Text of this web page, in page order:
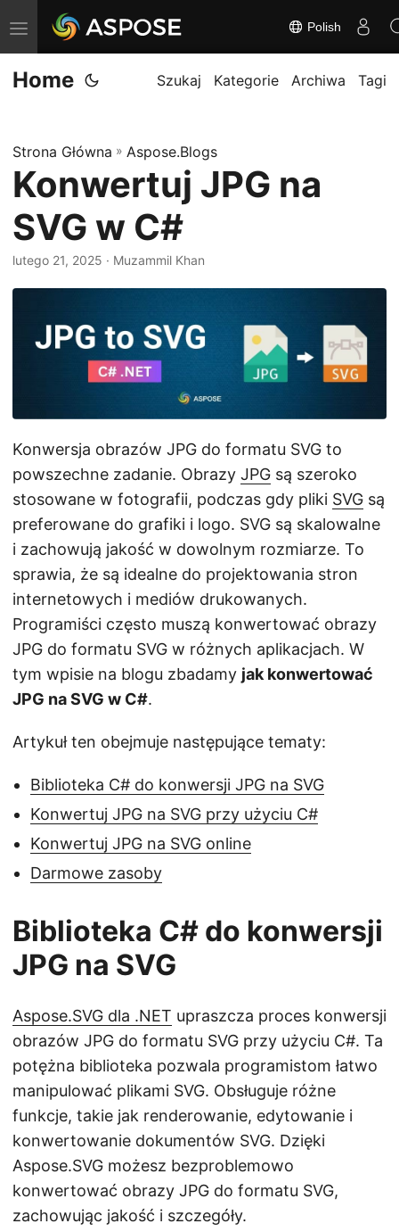
P
r
z
ą
c
n
a
Polish
Home Szukaj Kategorie Archiwa Tagi
Strona Główna » Aspose.Blogs
Konwertuj JPG na
SVG w C#
lutego 21, 2025 · Muzammil Khan
Konwersja obrazów JPG do formatu SVG to
powszechne zadanie. Obrazy JPG są szeroko
stosowane w fotografii, podczas gdy pliki SVG są
preferowane do grafiki i logo. SVG są skalowalne
i zachowują jakość w dowolnym rozmiarze. To
sprawia, że są idealne do projektowania stron
internetowych i mediów drukowanych.
Programiści często muszą konwertować obrazy
JPG do formatu SVG w różnych aplikacjach. W
tym wpisie na blogu zbadamy jak konwertować
JPG na SVG w C#.
Artykuł ten obejmuje następujące tematy:
Biblioteka C# do konwersji JPG na SVG
Konwertuj JPG na SVG przy użyciu C#
Konwertuj JPG na SVG online
Darmowe zasoby
Biblioteka C# do konwersji
JPG na SVG
Aspose.SVG dla .NET upraszcza proces konwersji
obrazów JPG do formatu SVG przy użyciu C#. Ta
potężna biblioteka pozwala programistom łatwo
manipulować plikami SVG. Obsługuje różne
funkcje, takie jak renderowanie, edytowanie i
konwertowanie dokumentów SVG. Dzięki
Aspose.SVG możesz bezproblemowo
konwertować obrazy JPG do formatu SVG,
zachowując jakość i szczegóły.